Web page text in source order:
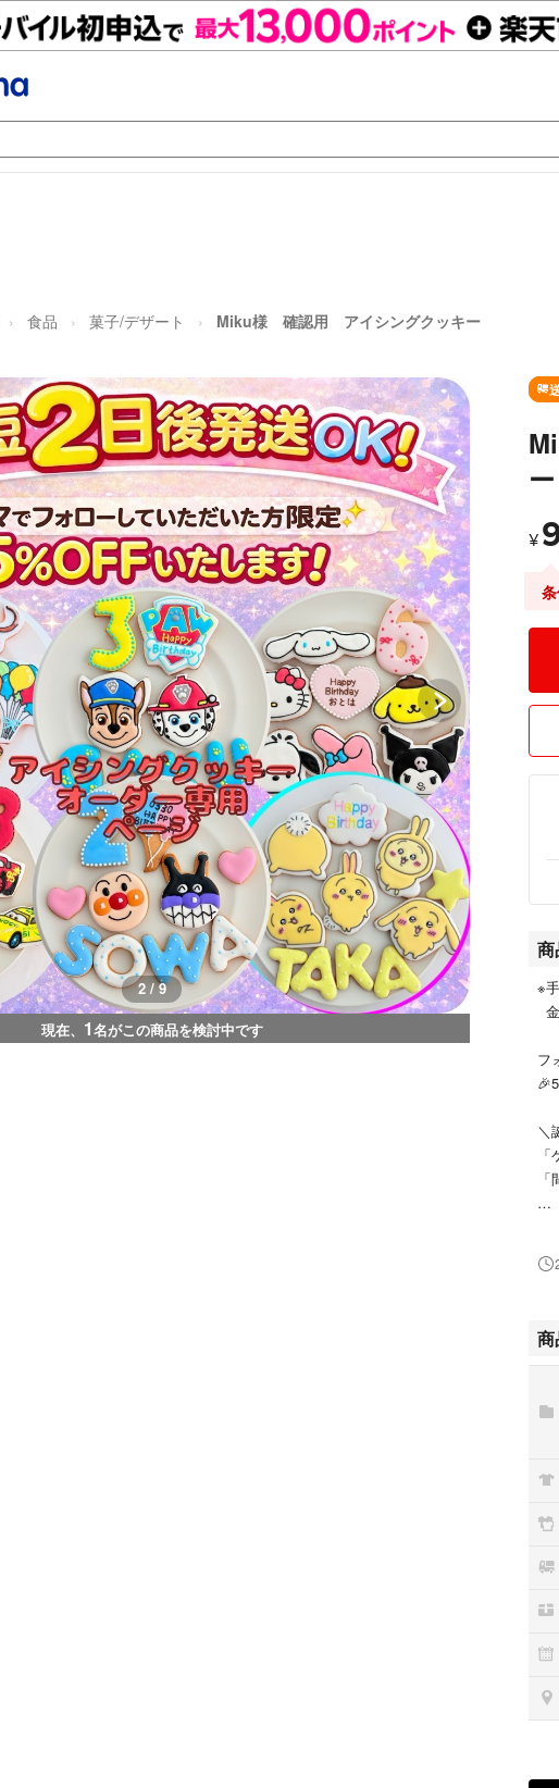
食品 菓子/デザート Miku様 確認用 アイシングクッキー
2 / 9
現在、 1名がこの商品を検討中です
ー
¥
商
※
フ
＼
⚠️
国
た
①
②
③
④
⑤
⑦
⑧
⑨
【
商